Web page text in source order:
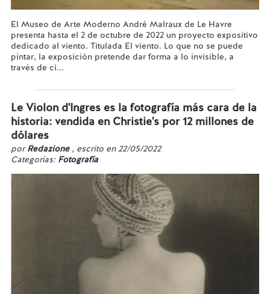
El Museo de Arte Moderno André Malraux de Le Havre
presenta hasta el 2 de octubre de 2022 un proyecto expositivo
dedicado al viento. Titulada El viento. Lo que no se puede
pintar, la exposición pretende dar forma a lo invisible, a
través de ci...
Le Violon d'Ingres es la fotografía más cara de la
historia: vendida en Christie's por 12 millones de
dólares
porRedazione , escrito en 22/05/2022
Categorías: Fotografía